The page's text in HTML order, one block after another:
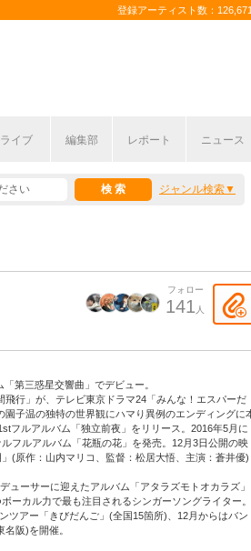
登録アーティスト数：
イブ 編集部 レポート ニュース
ジャンル検索
フォロー
141 人
第三惑星交響曲」でデビュー。
飛行」が、テレビ東京ドラマ24「みんな！エスパーだ
園子温の独特の世界観にハマり異例のエンディングに
フルアルバム「独立前夜」をリリース。2016年5月に
フルアルバム「花瓶の花」を発売。12月3日公開の映
(原作：山内マリコ、監督：松居大悟、主演：蒼井優)
ューサーに迎えたアルバム「アタラズモトオカラズ」
ーカル力で最も注目されるシンガーソングライター。
ツアー「きびだんご」(全国15箇所)、12月からはバン
名阪)を開催。